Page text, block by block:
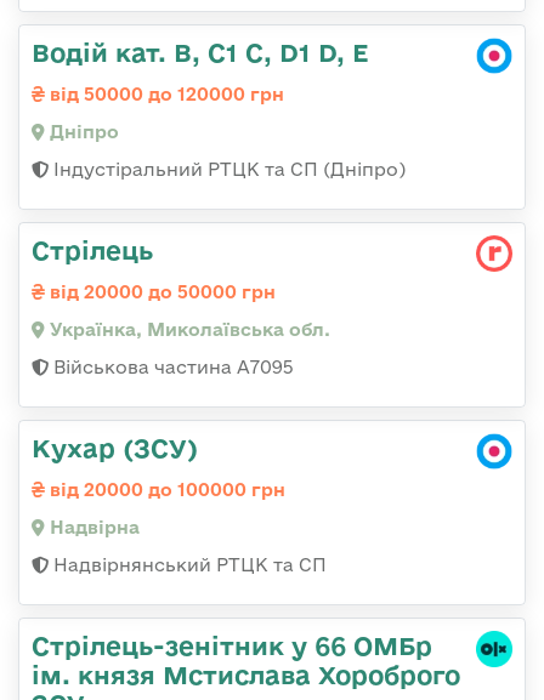
Водій кат. В, С1 С, D1 D, E
від 50000 до 120000 грн
Дніпро
Індустіральний РТЦК та СП (Дніпро)
Стрілець
від 20000 до 50000 грн
Українка, Миколаївська обл.
Військова частина А7095
Кухар (ЗСУ)
від 20000 до 100000 грн
Надвірна
Надвірнянський РТЦК та СП
Стрілець-зенітник у 66 ОМБр
ім. князя Мстислава Хороброго